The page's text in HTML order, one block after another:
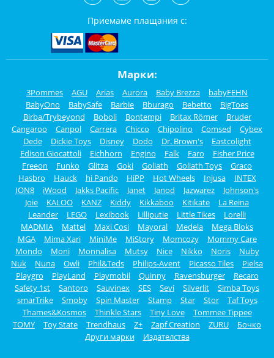
Приемаме плащания с:
Марки:
3Pommes AGU Arias Aurora Baby Brezza
babyFEHN
BabyOno
BabySafe Barbie Bburago Bebetto
BigToes
Birba/Trybeyond
Boboli Bontempi Britax Römer
Bruder
Cangaroo
Canpol Carrera Chicco Chipolino Comsed
Cybex
Dede
Dickie Toys Disney Dodo Dr. Brown's
Eastcolight
Edison Giocattoli
Eichhorn Engino Falk Faro
Fisher Price
Freeon
Funko Glitza Goki Goliath Goliath Toys
Graco
Hasbro
Hauck hi Pando HiPP Hot Wheels Injusa
INTEX
ION8
iWood Jakks Pacific Janet Janod Jazwarez
Johnson's
Joie
KALOO KANZ Kiddy Kikkaboo Kitikate
La Reina
Leander
LEGO Lexibook Lilliputie Little Tikes
Lorelli
MADMIA
Mattel Maxi Cosi Mayoral Medela
Mega Bloks
MGA
Mima Xari MiniMe MiStory Momcozy
Mommy Care
Mondo
Moni Monnalisa Mutsy Nice Nikko Noris
Nuby
Nuk
Nuna Owli Phil&Teds Philips-Avent Picasso Tiles
Pielsa
Playgro
PlayLand Playmobil Quinny Ravensburger
Recaro
Safety 1st
Santoro Sauvinex SES Sevi Silverlit
Simba Toys
smarTrike
Smoby Spin Master Stamp Star Stor
Taf Toys
Thames&Kosmos
Thinkle Stars Tiny Love
Tommee Tippee
TOMY
Toy State Trendhaus Z+ Zapf Creation ZURU
Бочко
Други марки
Издателства